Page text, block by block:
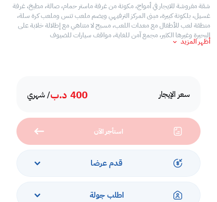
سعر الإيجار 400 د.ب/ شهري
استأجر الآن
قدم عرضا
اطلب جولة
شقة مفروشة للايجار في أمواج، مكونة من غرفة ماستر حمام، صالة، مطبخ، غرفة
غسيل، بلكونة كبيرة، مبنى المركز الترفيهي ويضم ملعب تنس وملعب كرة سلة،
منطقة لعب للأطفال مع معدات اللعب، مسبح لا متناهي مع إطلالة خلابة على
البحيرة وغيرها الكثير، مجمع آمن للغاية، مواقف سيارات للضيوف
أظهر المزيد